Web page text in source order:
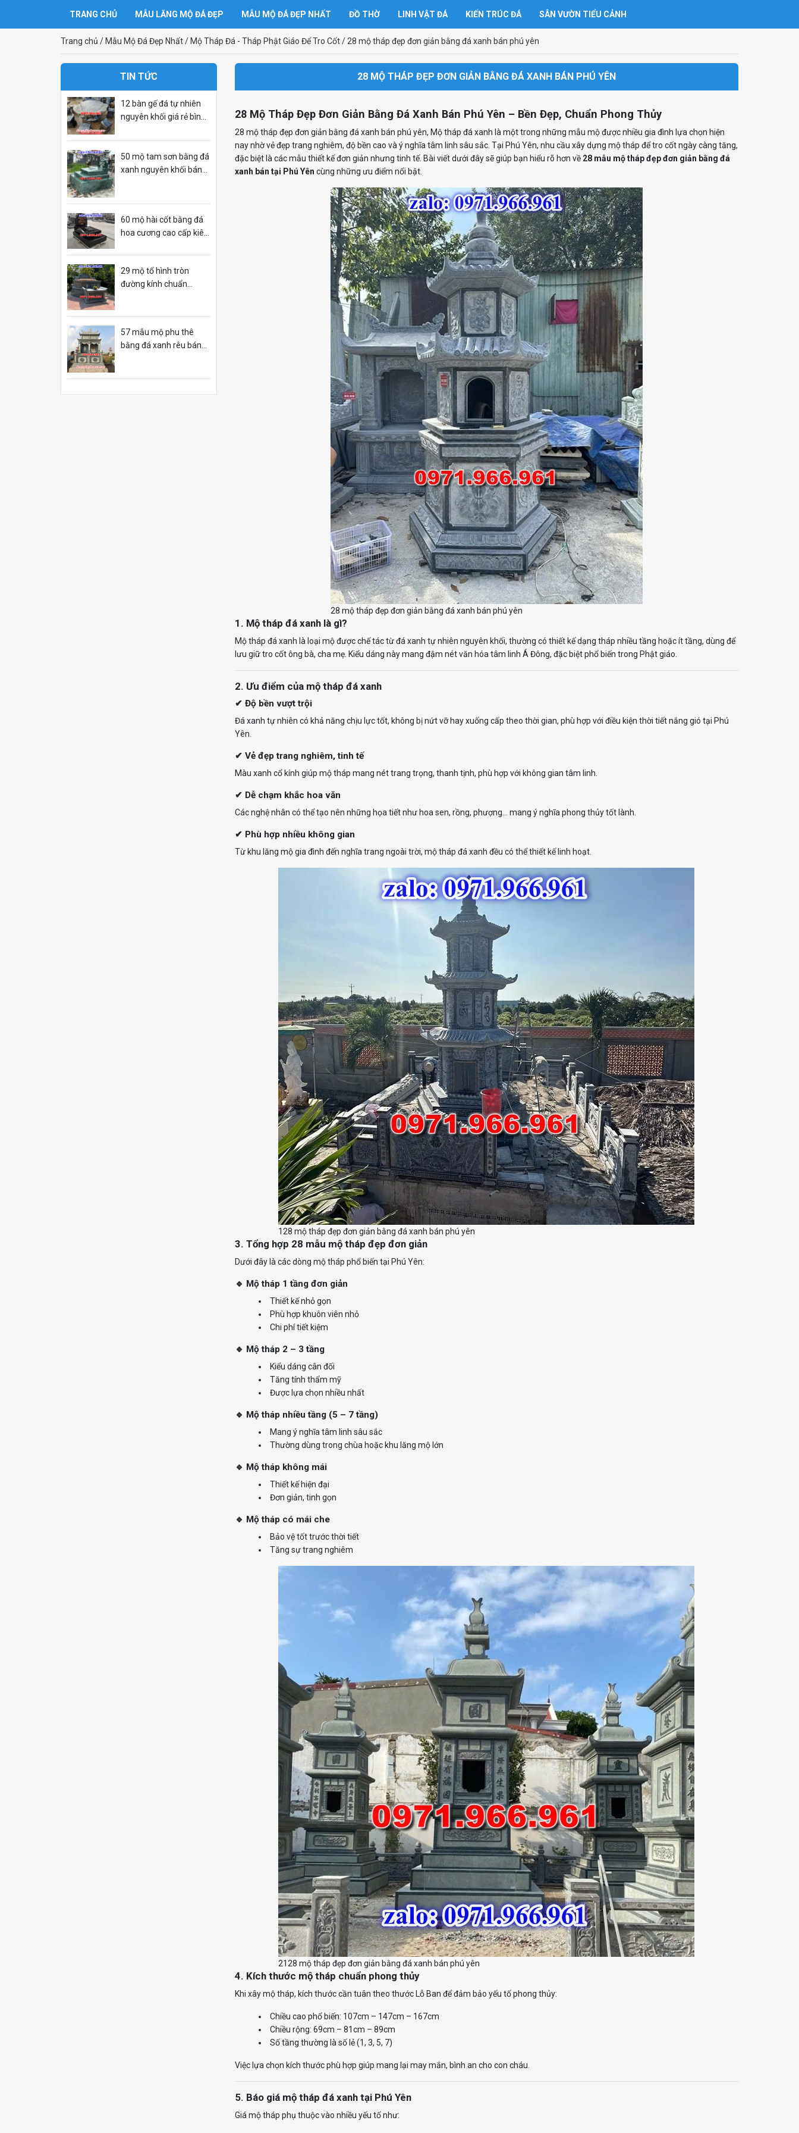
TRANG CHỦ MẪU LĂNG MỘ ĐÁ ĐẸP MẪU MỘ ĐÁ ĐẸP NHẤT ĐỒ THỜ LINH VẬT ĐÁ KIẾN TRÚC ĐÁ SÂN VƯỜN TIỂU CẢNH
Trang chủ / Mẫu Mộ Đá Đẹp Nhất/ Mộ Tháp Đá - Tháp Phật Giáo Để Tro Cốt/ 28 mộ tháp đẹp đơn giản bằng đá xanh bán phú yên
TIN TỨC
12 bàn gế đá tự nhiên
nguyên khối giá rẻ bình
50 mộ tam sơn bằng đá
xanh nguyên khối bán
60 mộ hài cốt bằng đá
hoa cương cao cấp kiên
29 mộ tổ hình tròn
đường kính chuẩn
57 mẫu mộ phu thê
bằng đá xanh rêu bán
28 MỘ THÁP ĐẸP ĐƠN GIẢN BẰNG ĐÁ XANH BÁN PHÚ YÊN
28 Mộ Tháp Đẹp Đơn Giản Bằng Đá Xanh Bán Phú Yên – Bền Đẹp, Chuẩn Phong Thủy
28 mộ tháp đẹp đơn giản bằng đá xanh bán phú yên, Mộ tháp đá xanh là một trong những mẫu mộ được nhiều gia đình lựa chọn hiện
nay nhờ vẻ đẹp trang nghiêm, độ bền cao và ý nghĩa tâm linh sâu sắc. Tại Phú Yên, nhu cầu xây dựng mộ tháp để tro cốt ngày càng tăng,
đặc biệt là các mẫu thiết kế đơn giản nhưng tinh tế. Bài viết dưới đây sẽ giúp bạn hiểu rõ hơn về 28 mẫu mộ tháp đẹp đơn giản bằng đá
xanh bán tại Phú Yên cùng những ưu điểm nổi bật.
28 mộ tháp đẹp đơn giản bằng đá xanh bán phú yên
1. Mộ tháp đá xanh là gì?
Mộ tháp đá xanh là loại mộ được chế tác từ đá xanh tự nhiên nguyên khối, thường có thiết kế dạng tháp nhiều tầng hoặc ít tầng, dùng để
lưu giữ tro cốt ông bà, cha mẹ. Kiểu dáng này mang đậm nét văn hóa tâm linh Á Đông, đặc biệt phổ biến trong Phật giáo.
2. Ưu điểm của mộ tháp đá xanh
✔ Độ bền vượt trội
Đá xanh tự nhiên có khả năng chịu lực tốt, không bị nứt vỡ hay xuống cấp theo thời gian, phù hợp với điều kiện thời tiết nắng gió tại Phú
Yên.
✔ Vẻ đẹp trang nghiêm, tinh tế
Màu xanh cổ kính giúp mộ tháp mang nét trang trọng, thanh tịnh, phù hợp với không gian tâm linh.
✔ Dễ chạm khắc hoa văn
Các nghệ nhân có thể tạo nên những họa tiết như hoa sen, rồng, phượng… mang ý nghĩa phong thủy tốt lành.
✔ Phù hợp nhiều không gian
Từ khu lăng mộ gia đình đến nghĩa trang ngoài trời, mộ tháp đá xanh đều có thể thiết kế linh hoạt.
128 mộ tháp đẹp đơn giản bằng đá xanh bán phú yên
3. Tổng hợp 28 mẫu mộ tháp đẹp đơn giản
Dưới đây là các dòng mộ tháp phổ biến tại Phú Yên:
🔹 Mộ tháp 1 tầng đơn giản
Thiết kế nhỏ gọn
Phù hợp khuôn viên nhỏ
Chi phí tiết kiệm
🔹 Mộ tháp 2 – 3 tầng
Kiểu dáng cân đối
Tăng tính thẩm mỹ
Được lựa chọn nhiều nhất
🔹 Mộ tháp nhiều tầng (5 – 7 tầng)
Mang ý nghĩa tâm linh sâu sắc
Thường dùng trong chùa hoặc khu lăng mộ lớn
🔹 Mộ tháp không mái
Thiết kế hiện đại
Đơn giản, tinh gọn
🔹 Mộ tháp có mái che
Bảo vệ tốt trước thời tiết
Tăng sự trang nghiêm
2128 mộ tháp đẹp đơn giản bằng đá xanh bán phú yên
4. Kích thước mộ tháp chuẩn phong thủy
Khi xây mộ tháp, kích thước cần tuân theo thước Lỗ Ban để đảm bảo yếu tố phong thủy:
Chiều cao phổ biến: 107cm – 147cm – 167cm
Chiều rộng: 69cm – 81cm – 89cm
Số tầng thường là số lẻ (1, 3, 5, 7)
Việc lựa chọn kích thước phù hợp giúp mang lại may mắn, bình an cho con cháu.
5. Báo giá mộ tháp đá xanh tại Phú Yên
Giá mộ tháp phụ thuộc vào nhiều yếu tố như: